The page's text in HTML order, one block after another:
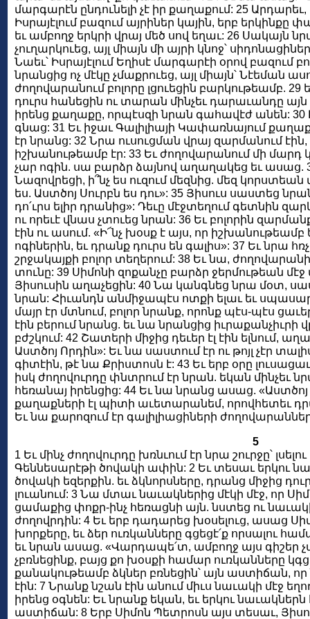
մարգարէն ընդունելի չէ իր քաղաքում: 25
Իսրայէլում բազում այրիներ կային, երբ երկինքը
եւ ամբողջ երկրի վրայ մեծ սով եղաւ: 26 Սակայն
չուղարկուեց, այլ միայն մի այրի կնոջ՝
Նաեւ՝ Իսրայէլում Եղիսէ մարգարէի օրով բազում
նրանցից ոչ մէկը չմաքրուեց, այլ միայն՝ Նէեման
ժողովարանում բոլորը լցուեցին բարկութեամբ.
դուրս հանեցին ու տարան մինչեւ դարաւանդը այն
իրենց քաղաքը, որպէսզի նրան գահավէժ անեն: 30
գնաց: 31 Եւ իջաւ Գալիլիայի Կափառնայում
էր նրանց: 32 Նրա ուսուցման վրայ զարմանում
իշխանութեամբ էր: 33 Եւ ժողովարանում մի մարդ
չար ոգին. սա բարձր ձայնով աղաղակեց եւ ասաց.
Նազովրեցի, ի՞նչ ես ուզում մեզնից. մեզ
ես. Աստծոյ Սուրբն ես դու»: 35 Յիսուս սաստեց
դո՛ւրս ելիր դրանից»: Դեւը մէջտեղում գետնին
ու որեւէ վնաս չտուեց նրան: 36 Եւ բոլորին
էին ու ասում. «Ի՜նչ խօսք է այս, որ
ոգիներին, եւ դրանք դուրս են գալիս»: 37 Եւ նրա
շրջակայքի բոլոր տեղերում: 38 Եւ նա,
տունը: 39 Սիմոնի զոքանչը բարձր ջերմութեան
Յիսուսին աղաչեցին: 40 Նա կանգնեց նրա մօտ,
նրան: Հիւանդն անմիջապէս ոտքի ելաւ եւ
մայր էր մտնում, բոլոր նրանք, որոնք պէս-պէս
էին բերում նրանց. եւ նա նրանցից իւրաքանչիւրի
բժշկում: 42 Շատերի միջից դեւեր էլ էին ելնում,
Աստծոյ Որդին»: Եւ նա սաստում էր ու թոյլ չէր
գիտէին, թէ նա Քրիստոսն է: 43 Եւ երբ օրը
իսկ ժողովուրդը փնտրում էր նրան. եկան մինչեւ
հեռանայ իրենցից: 44 Եւ նա նրանց ասաց. «Աստծոյ
քաղաքների էլ պիտի աւետարանեմ, որովհետեւ
Եւ նա քարոզում էր գալիլիացիների
5
1 Եւ մինչ ժողովուրդը խռնւում էր նրա շուրջը՝
Գեննեսարէթի ծովակի ափին: 2 Եւ տեսաւ երկու
ծովակի եզերքին. եւ ձկնորսները, դրանց միջից
լուանում: 3 Նա մտաւ նաւակներից մէկի մէջ, որ
ցամաքից փոքր-ինչ հեռացնի այն. նստեց ու
ժողովրդին: 4 Եւ երբ դադարեց խօսելուց, ասաց
խորքերը, եւ ձեր ուռկանները գցեցէ՛ք որսալու
եւ նրան ասաց. «Վարդապե՛տ, ամբողջ այս գիշեր
չբռնեցինք, բայց քո խօսքի համար ուռկանները
քանակութեամբ ձկներ բռնեցին՝ այն աստիճան,
էին: 7 Նրանք նշան էին անում միւս նաւակի մէջ
իրենց օգնեն: Եւ նրանք եկան, եւ երկու նաւակներն
աստիճան: 8 Երբ Սիմոն Պետրոսն այս տեսաւ,